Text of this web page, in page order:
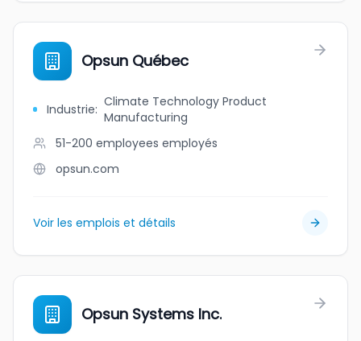
Opsun Québec
Industrie: Climate Technology Product
Manufacturing
51-200 employees employés
opsun.com
Voir les emplois et détails
Opsun Systems Inc.